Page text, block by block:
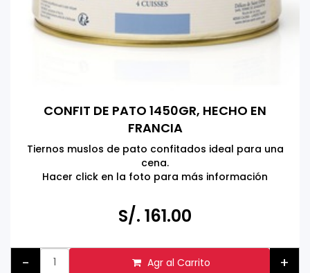
CONFIT DE PATO 1450GR, HECHO EN
FRANCIA
Tiernos muslos de pato confitados ideal para una
cena.
Hacer click en la foto para más información
S/. 161.00
- Agr al Carrito +